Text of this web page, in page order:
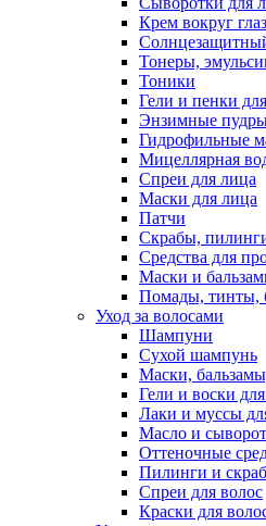
Крем вокруг глаз
Тонеры,
Тоники
Гели и пенки
Энзимные
Гидрофильные
Мицеллярная
Спреи для лица
Маски для лица
Патчи
Скрабы,
Средства для
Маски и
Помады, тинты,
Уход за волосами
Шампуни
Сухой шампунь
Маски,
Гели и воски
Лаки и муссы
Масло и
Оттеночные
Пилинги и
Спреи для волос
Краски для